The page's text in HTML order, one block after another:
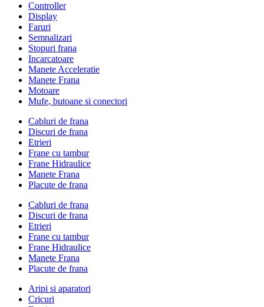
Controller
Display
Faruri
Semnalizari
Stopuri frana
Incarcatoare
Manete Acceleratie
Manete Frana
Motoare
Mufe, butoane si conectori
Cabluri de frana
Discuri de frana
Etrieri
Frane cu tambur
Frane Hidraulice
Manete Frana
Placute de frana
Cabluri de frana
Discuri de frana
Etrieri
Frane cu tambur
Frane Hidraulice
Manete Frana
Placute de frana
Aripi si aparatori
Cricuri